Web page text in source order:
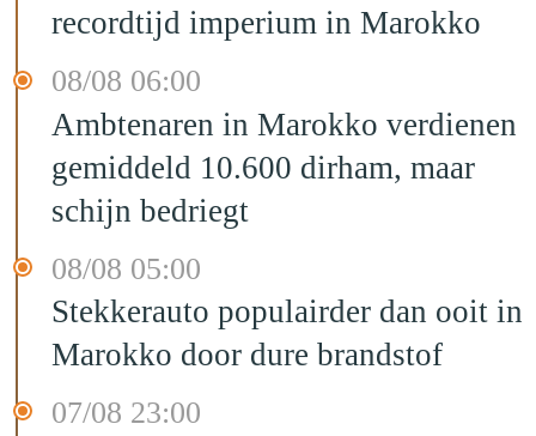
recordtijd imperium in Marokko
08/08 06:00
Ambtenaren in Marokko verdienen
gemiddeld 10.600 dirham, maar
schijn bedriegt
08/08 05:00
Stekkerauto populairder dan ooit in
Marokko door dure brandstof
07/08 23:00